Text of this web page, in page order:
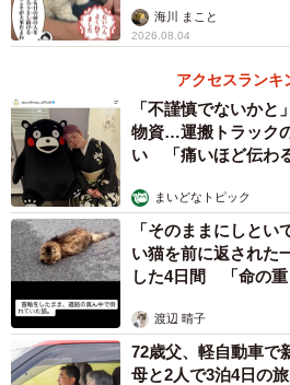
画】海川 まこと
2026.08.04
アクセスランキ
「不謹慎でないか
物資…運搬トラック
い 「痛いほど伝わ
まいどなトピック
「そのままにしと
い猫を前に返され
した4日間 「命の重
渡辺 晴子
72歳父、軽自動車
母と2人で3泊4日の